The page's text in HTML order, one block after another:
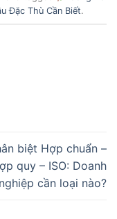
Đặc Thù Cần Biết.
biệt Hợp chuẩn –
quy – ISO: Doanh
nghiệp cần loại nào?